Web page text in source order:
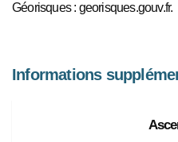
Géorisques : georisques.gouv.fr.
Informations